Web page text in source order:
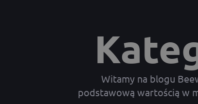
Witamy na blogu
podstawową wartością w